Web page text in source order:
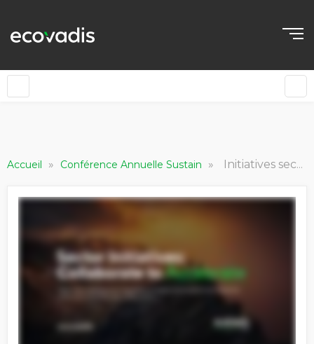
Accueil » Conférence Annuelle Sustain » Initiatives sectorielles : Collaborer pour accélérer.